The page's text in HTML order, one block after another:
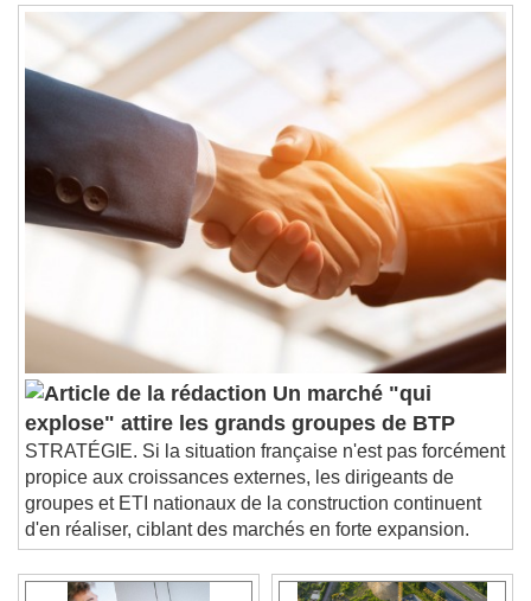
Color
Text Background
Opacity
Caption Area Background
Color Opacity
Font Size
Text Edge Style
Font Family
Reset
Done
End of dialog window.
Un marché "qui
explose" attire les grands groupes de BTP
STRATÉGIE. Si la situation française n'est pas forcément
propice aux croissances externes, les dirigeants de
groupes et ETI nationaux de la construction continuent
d'en réaliser, ciblant des marchés en forte expansion.